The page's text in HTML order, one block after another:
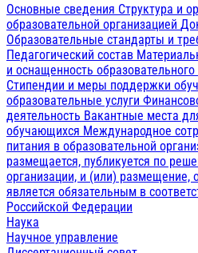
Основные сведения Структура и
образовательной организацией
Образовательные стандарты и
Педагогический состав
и оснащенность
Стипендии и меры поддержки
образовательные услуги
деятельность Вакантные места
обучающихся Международное
питания в образовательной
размещается, публикуется по
организации, и (или) размещение,
является обязательным в
Российской Федерации
Наука
Научное управление